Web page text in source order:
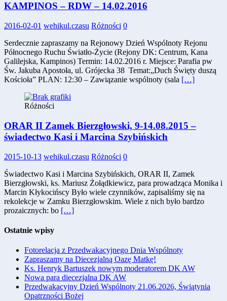
KAMPINOS – RDW – 14.02.2016
2016-02-01 wehikul.czasu Różności 0
Serdecznie zapraszamy na Rejonowy Dzień Wspólnoty Rejonu
Północnego Ruchu Światło-Życie (Rejony DK: Centrum, Kana
Galilejska, Kampinos) Termin: 14.02.2016 r. Miejsce: Parafia pw
Św. Jakuba Apostoła, ul. Grójecka 38 Temat:„Duch Święty duszą
Kościoła” PLAN: 12:30 – Zawiązanie wspólnoty (sala […]
Różności
ORAR II Zamek Bierzgłowski, 9-14.08.2015 –
świadectwo Kasi i Marcina Szybińskich
2015-10-13 wehikul.czasu Różności 0
Świadectwo Kasi i Marcina Szybińskich, ORAR II, Zamek
Bierzgłowski, ks. Mariusz Żołądkiewicz, para prowadząca Monika i
Marcin Kłykocińscy Było wiele czynników, zapisaliśmy się na
rekolekcje w Zamku Bierzgłowskim. Wiele z nich było bardzo
prozaicznych: bo […]
Ostatnie wpisy
Fotorelacja z Przedwakacyjnego Dnia Wspólnoty
Zapraszamy na Diecezjalną Oazę Matkę!
Ks. Henryk Bartuszek nowym moderatorem DK AW
Nowa para diecezjalna DK AW
Przedwakacyjny Dzień Wspólnoty 21.06.2026, Świątynia
Opatrzności Bożej